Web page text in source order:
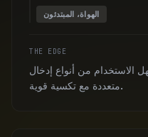
الهواة، المبتدئون
THE EDGE
الاستخدام من أنواع إدخال
متعددة مع تكسية قوية.